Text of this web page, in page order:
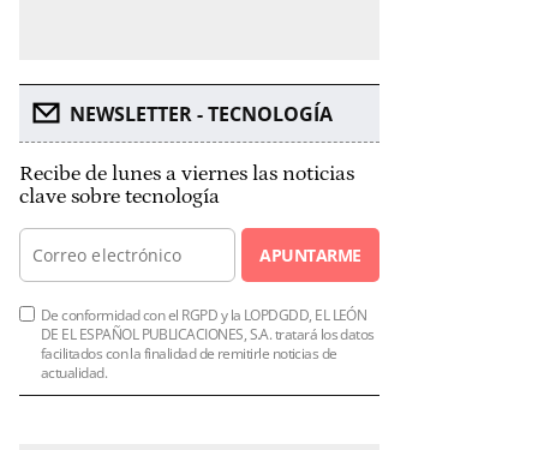
NEWSLETTER - TECNOLOGÍA
Recibe de lunes a viernes las noticias
clave sobre tecnología
APUNTARME
De conformidad con el RGPD y la LOPDGDD, EL LEÓN
DE EL ESPAÑOL PUBLICACIONES, S.A. tratará los datos
facilitados con la finalidad de remitirle noticias de
actualidad.